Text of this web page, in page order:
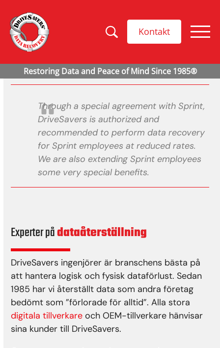
Kontakt
Through a special agreement with Sprint,
DriveSavers is authorized and
recommended to perform data recovery
for Sprint employees at reduced rates.
We are also extending Sprint employees
some very special benefits.
Experter pådataåterställning
DriveSavers ingenjörer är branschens bästa på
att hantera logisk och fysisk dataförlust. Sedan
1985 har vi återställt data som andra företag
bedömt som ”förlorade för alltid”. Alla stora
digitala tillverkare och OEM-tillverkare hänvisar
sina kunder till DriveSavers.